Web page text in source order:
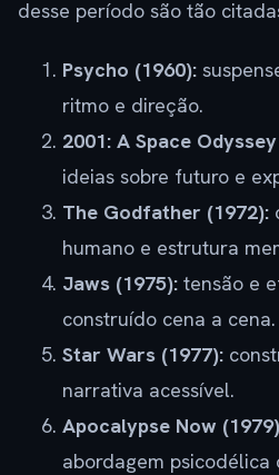
desse período são tão
Psycho (1960):
ritmo e direção.
2001: A Space
ideias sobre futuro e
The Godfather (1972):
humano e estrutura
Jaws (1975): tensão e
construído cena a cena.
Star Wars (1977):
narrativa acessível.
Apocalypse Now
abordagem psicodélica